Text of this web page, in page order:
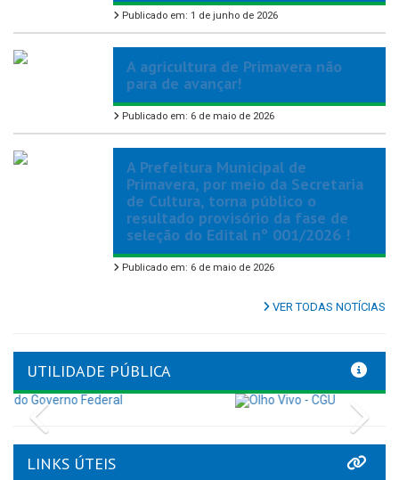
Publicado em: 1 de junho de 2026
A agricultura de Primavera não
para de avançar!
Publicado em: 6 de maio de 2026
A Prefeitura Municipal de
Primavera, por meio da Secretaria
de Cultura, torna público o
resultado provisório da fase de
seleção do Edital nº 001/2026 !
Publicado em: 6 de maio de 2026
VER TODAS NOTÍCIAS
UTILIDADE PÚBLICA
Previous
LINKS ÚTEIS